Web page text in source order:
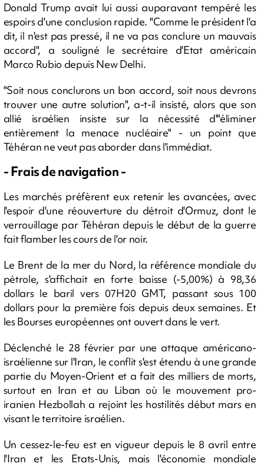
Donald Trump avait lui aussi auparavant tempéré les
espoirs d'une conclusion rapide. "Comme le président l'a
dit, il n'est pas pressé, il ne va pas conclure un mauvais
accord", a souligné le secrétaire d'Etat américain
Marco Rubio depuis New Delhi.
"Soit nous conclurons un bon accord, soit nous devrons
trouver une autre solution", a-t-il insisté, alors que son
allié israélien insiste sur la nécessité d'"éliminer
entièrement la menace nucléaire" - un point que
Téhéran ne veut pas aborder dans l'immédiat.
- Frais de navigation -
Les marchés préfèrent eux retenir les avancées, avec
l'espoir d'une réouverture du détroit d'Ormuz, dont le
verrouillage par Téhéran depuis le début de la guerre
fait flamber les cours de l'or noir.
Le Brent de la mer du Nord, la référence mondiale du
pétrole, s'affichait en forte baisse (-5,00%) à 98,36
dollars le baril vers 07H20 GMT, passant sous 100
dollars pour la première fois depuis deux semaines. Et
les Bourses européennes ont ouvert dans le vert.
Déclenché le 28 février par une attaque américano-
israélienne sur l'Iran, le conflit s'est étendu à une grande
partie du Moyen-Orient et a fait des milliers de morts,
surtout en Iran et au Liban où le mouvement pro-
iranien Hezbollah a rejoint les hostilités début mars en
visant le territoire israélien.
Un cessez-le-feu est en vigueur depuis le 8 avril entre
l'Iran et les Etats-Unis, mais l'économie mondiale